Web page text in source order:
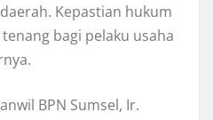
Kepastian hukum
bagi pelaku usaha
BPN Sumsel, Ir.